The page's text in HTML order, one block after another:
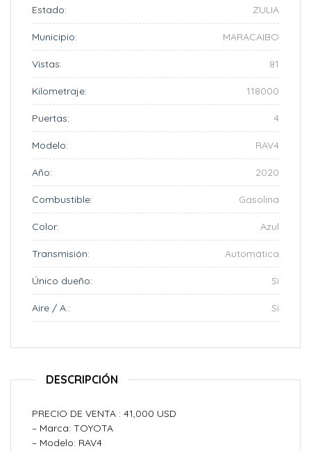
Estado: ZULIA
Municipio: MARACAIBO
Vistas: 81
Kilometraje: 118000
Puertas: 4
Modelo: RAV4
Año: 2020
Combustible: Gasolina
Color: Azul
Transmisión: Automática
Único dueño: Si
Aire / A.: Si
DESCRIPCIÓN
PRECIO DE VENTA : 41,000 USD
– Marca: TOYOTA
– Modelo: RAV4